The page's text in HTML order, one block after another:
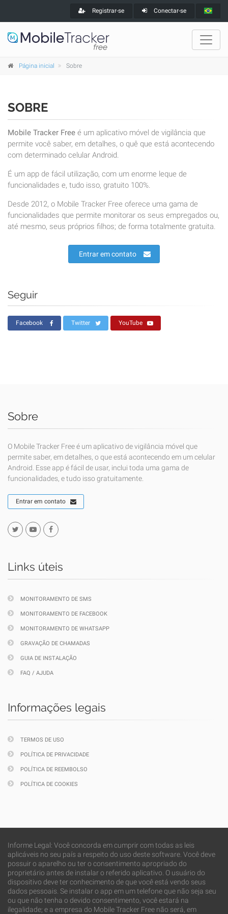
Registrar-se Conectar-se
Página inicial Sobre
SOBRE
Mobile Tracker Free é um aplicativo móvel de vigilância que
permite você saber, em detalhes, o quê que está acontecendo
com determinado celular Android.
É um app de fácil utilização, com um enorme leque de
funcionalidades e, tudo isso, gratuito 100%.
Desde 2012, o Mobile Tracker Free oferece uma gama de
funcionalidades que permite monitorar os seus empregados ou,
até mesmo, seus próprios filhos; de forma totalmente gratuita.
Entrar em contato
Seguir
Facebook Twitter YouTube
Sobre
O Mobile Tracker Free é um aplicativo de vigilância móvel que
permite saber, em detalhes, o que está acontecendo em um celular
Android. Esse app é fácil de usar, inclui toda uma gama de
funcionalidades, e tudo isso gratuitamente.
Entrar em contato
Links úteis
MONITORAMENTO DE SMS
MONITORAMENTO DE FACEBOOK
MONITORAMENTO DE WHATSAPP
GRAVAÇÃO DE CHAMADAS
GUIA DE INSTALAÇÃO
FAQ / AJUDA
Informações legais
TERMOS DE USO
POLÍTICA DE PRIVACIDADE
POLÍTICA DE REEMBOLSO
POLÍTICA DE COOKIES
Informe Legal: Você concorda em cumprir com todas as leis
aplicáveis no seu país a respeito do uso deste software. Você deve
possuir o aparelho ou ter o consentimento apropriado do
proprietário antes de instalar o referido aplicativo. O usuário do
dispositivo deve ter conhecimento de que você está vendo seus
dados pessoais. Se instalar o app em um telefone que não seja seu
ou que não tenha o devido consentimento, você estará na
ilegalidade; e a empresa do Mobile Tracker Free não será, em